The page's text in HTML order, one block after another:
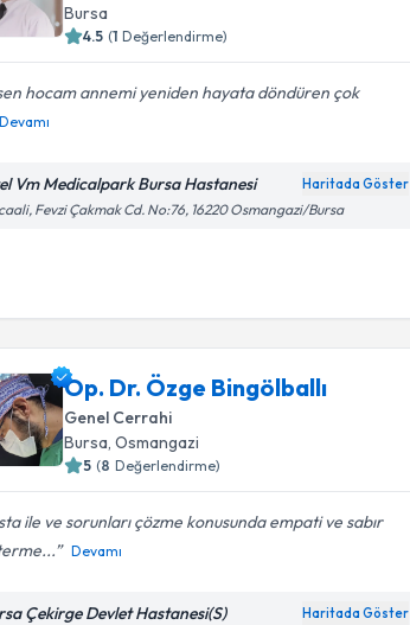
Bursa
4.5 (1 Değerlendirme)
hocam annemi yeniden hayata döndüren çok
Devamı
Vm Medicalpark Bursa Hastanesi Haritada Göster
Fevzi Çakmak Cd. No:76, 16220 Osmangazi/Bursa
Op. Dr. Özge Bingölballı
Genel Cerrahi
Bursa , Osmangazi
5 (8 Değerlendirme)
ile ve sorunları çözme konusunda empati ve sabır
Devamı
Çekirge Devlet Hastanesi(S) Haritada Göster